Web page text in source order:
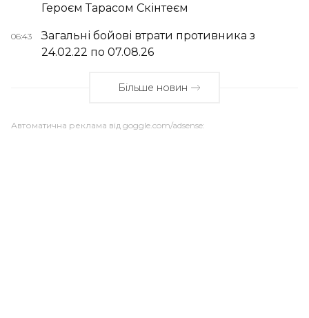
Героєм Тарасом Скінтеєм
06:43
Загальні бойові втрати противника з
24.02.22 по 07.08.26
Більше новин
Автоматична реклама від goggle.com/adsense: